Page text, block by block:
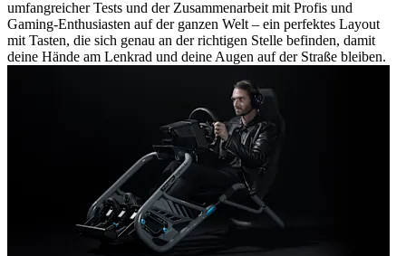
umfangreicher Tests und der Zusammenarbeit mit Profis und
Gaming-Enthusiasten auf der ganzen Welt – ein perfektes Layout
mit Tasten, die sich genau an der richtigen Stelle befinden, damit
deine Hände am Lenkrad und deine Augen auf der Straße bleiben.